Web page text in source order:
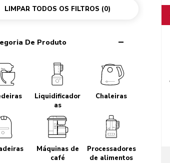
LIMPAR TODOS OS FILTROS (0)
De Produto
Liquidificador
as
Chaleiras
Máquinas de
café
Processadores
de alimentos